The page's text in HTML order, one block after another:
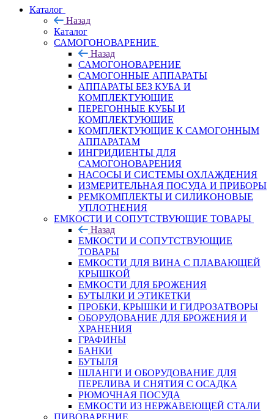
Каталог
Назад
Каталог
САМОГОНОВАРЕНИЕ
Назад
САМОГОНОВАРЕНИЕ
САМОГОННЫЕ АППАРАТЫ
АППАРАТЫ БЕЗ КУБА И
КОМПЛЕКТУЮЩИЕ
ПЕРЕГОННЫЕ КУБЫ И
КОМПЛЕКТУЮЩИЕ
КОМПЛЕКТУЮЩИЕ К САМОГОННЫМ
АППАРАТАМ
ИНГРИДИЕНТЫ ДЛЯ
САМОГОНОВАРЕНИЯ
НАСОСЫ И СИСТЕМЫ ОХЛАЖДЕНИЯ
ИЗМЕРИТЕЛЬНАЯ ПОСУДА И ПРИБОРЫ
РЕМКОМПЛЕКТЫ И СИЛИКОНОВЫЕ
УПЛОТНЕНИЯ
ЕМКОСТИ И СОПУТСТВУЮЩИЕ ТОВАРЫ
Назад
ЕМКОСТИ И СОПУТСТВУЮЩИЕ
ТОВАРЫ
ЕМКОСТИ ДЛЯ ВИНА С ПЛАВАЮЩЕЙ
КРЫШКОЙ
ЕМКОСТИ ДЛЯ БРОЖЕНИЯ
БУТЫЛКИ И ЭТИКЕТКИ
ПРОБКИ, КРЫШКИ И ГИДРОЗАТВОРЫ
ОБОРУДОВАНИЕ ДЛЯ БРОЖЕНИЯ И
ХРАНЕНИЯ
ГРАФИНЫ
БАНКИ
БУТЫЛЯ
ШЛАНГИ И ОБОРУДОВАНИЕ ДЛЯ
ПЕРЕЛИВА И СНЯТИЯ С ОСАДКА
РЮМОЧНАЯ ПОСУДА
ЕМКОСТИ ИЗ НЕРЖАВЕЮЩЕЙ СТАЛИ
ПИВОВАРЕНИЕ